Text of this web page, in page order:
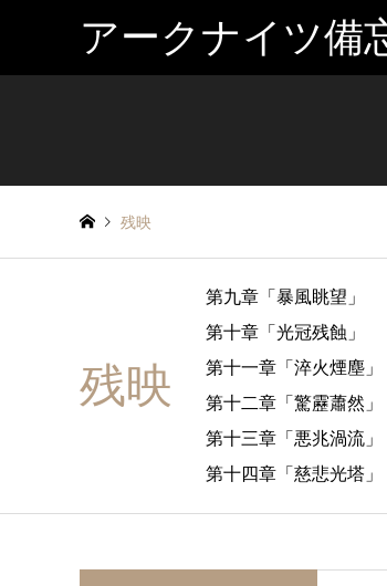
アークナイツ備
残映
残映
第九章「暴風眺望」
第十章「光冠残蝕」
第十一章「淬火煙塵」
第十二章「驚靂蕭然」
第十三章「悪兆渦流」
第十四章「慈悲光塔」